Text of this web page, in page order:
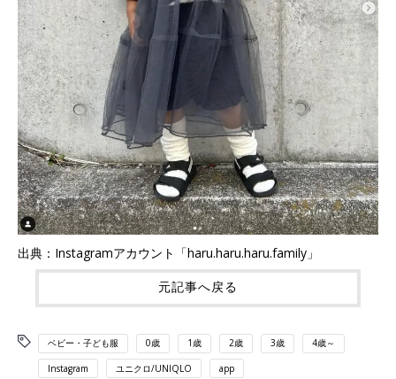
出典：Instagramアカウント「haru.haru.haru.family」
元記事へ戻る
ベビー・子ども服 0歳 1歳 2歳 3歳 4歳～
Instagram ユニクロ/UNIQLO app